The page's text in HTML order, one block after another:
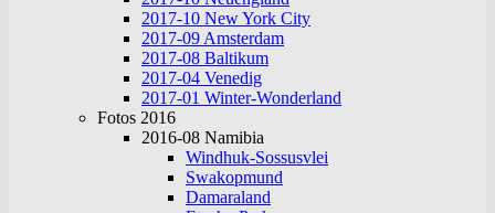
2017-10 New York City
2017-09 Amsterdam
2017-08 Baltikum
2017-04 Venedig
2017-01 Winter-Wonderland
Fotos 2016
2016-08 Namibia
Windhuk-Sossusvlei
Swakopmund
Damaraland